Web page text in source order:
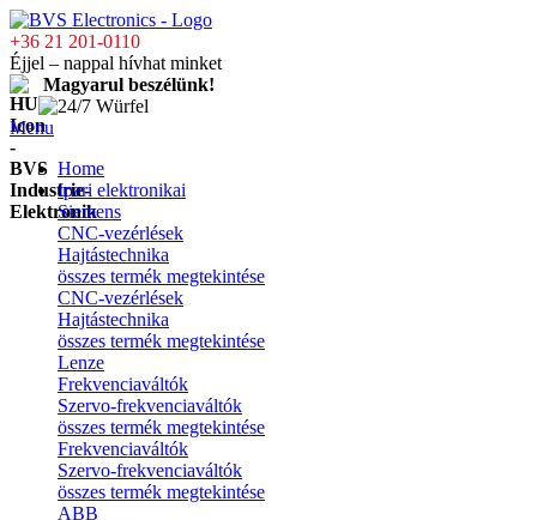
+36 21 201-0110
Éjjel – nappal hívhat minket
Magyarul beszélünk!
Menu
Home
Ipari elektronikai
Siemens
CNC-vezérlések
Hajtástechnika
összes termék megtekintése
CNC-vezérlések
Hajtástechnika
összes termék megtekintése
Lenze
Frekvenciaváltók
Szervo-frekvenciaváltók
összes termék megtekintése
Frekvenciaváltók
Szervo-frekvenciaváltók
összes termék megtekintése
ABB